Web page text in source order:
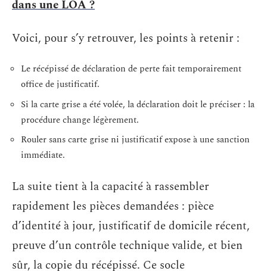
dans une LOA ?
Voici, pour s’y retrouver, les points à retenir :
Le récépissé de déclaration de perte fait temporairement
office de justificatif.
Si la carte grise a été volée, la déclaration doit le préciser : la
procédure change légèrement.
Rouler sans carte grise ni justificatif expose à une sanction
immédiate.
La suite tient à la capacité à rassembler
rapidement les pièces demandées : pièce
d’identité à jour, justificatif de domicile récent,
preuve d’un contrôle technique valide, et bien
sûr, la copie du récépissé. Ce socle